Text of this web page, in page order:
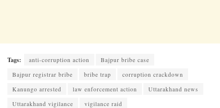
Tags: anti-corruption action
Bajpur bribe case
Bajpur registrar bribe
bribe trap
corruption crackdown
Kanungo arrested
law enforcement action
Uttarakhand news
Uttarakhand vigilance
vigilance raid